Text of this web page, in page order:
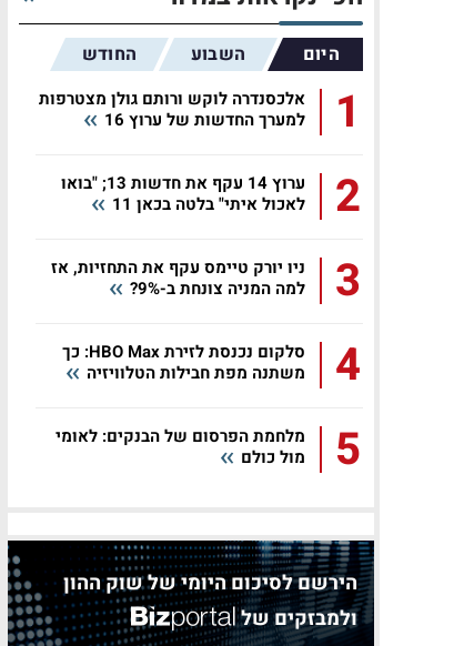
היום השבוע החודש
1
אלכסנדרה לוקש ורותם גולן מצטרפות
למערך החדשות של ערוץ 16
2
ערוץ 14 עקף את חדשות 13; "בואו
לאכול איתי" בלטה בכאן 11
3
ניו יורק טיימס עקף את התחזיות, אז
למה המניה צונחת ב-9%?
4
סלקום נכנסת לזירת HBO Max: כך
משתנה מפת חבילות הטלוויזיה
5
מלחמת הפרסום של הבנקים: לאומי
מול כולם
הירשם לסיכום היומי של שוק ההון
ולמבזקים של